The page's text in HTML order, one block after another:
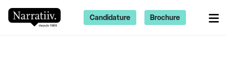
Candidature Brochure